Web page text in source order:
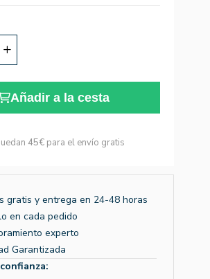
Añadir a la cesta
45€ para el envío gratis
gratis y entrega en 24-48 horas
en cada pedido
experto
Garantizada